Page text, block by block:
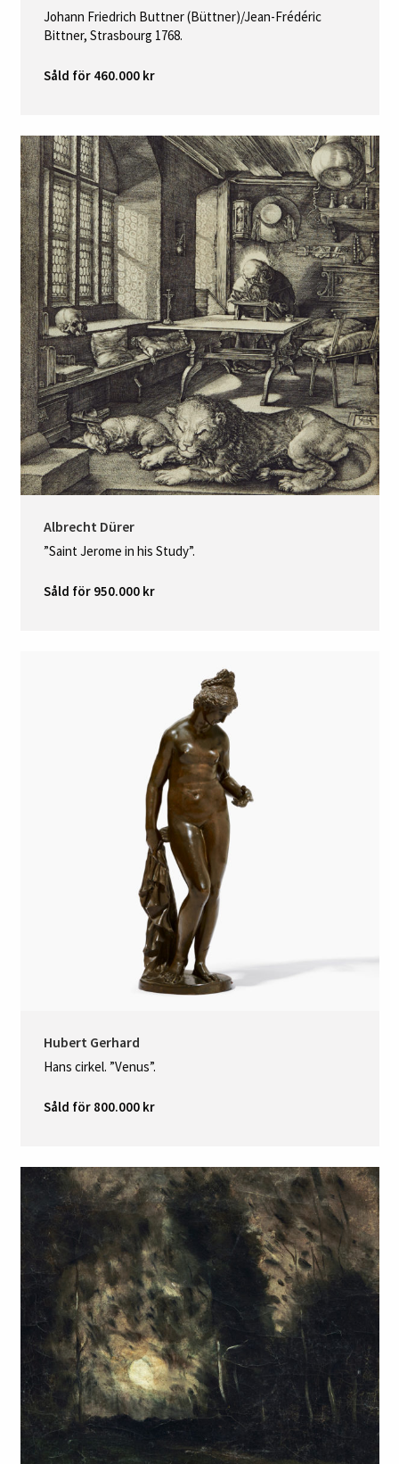
Johann Friedrich Buttner (Büttner)/Jean-Frédéric
Bittner, Strasbourg 1768.
Såld för 460.000 kr
Albrecht Dürer
”Saint Jerome in his Study”.
Såld för 950.000 kr
Hubert Gerhard
Hans cirkel. ”Venus”.
Såld för 800.000 kr